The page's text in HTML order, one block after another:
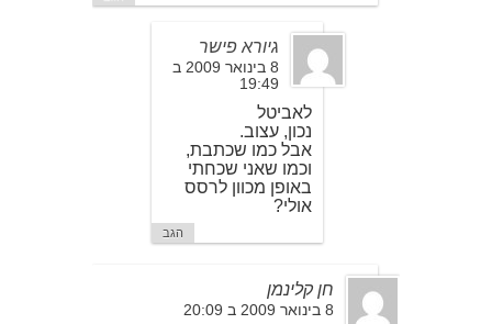
גיורא פישר
8 בינואר 2009 ב
19:49
לאביטל
נכון, עצוב.
אבל כמו שכתבת,
וכמו שאני שכחתי
באופן מכוון לרסס
אולי?
הגב
חן קלינמן
8 בינואר 2009 ב 20:09